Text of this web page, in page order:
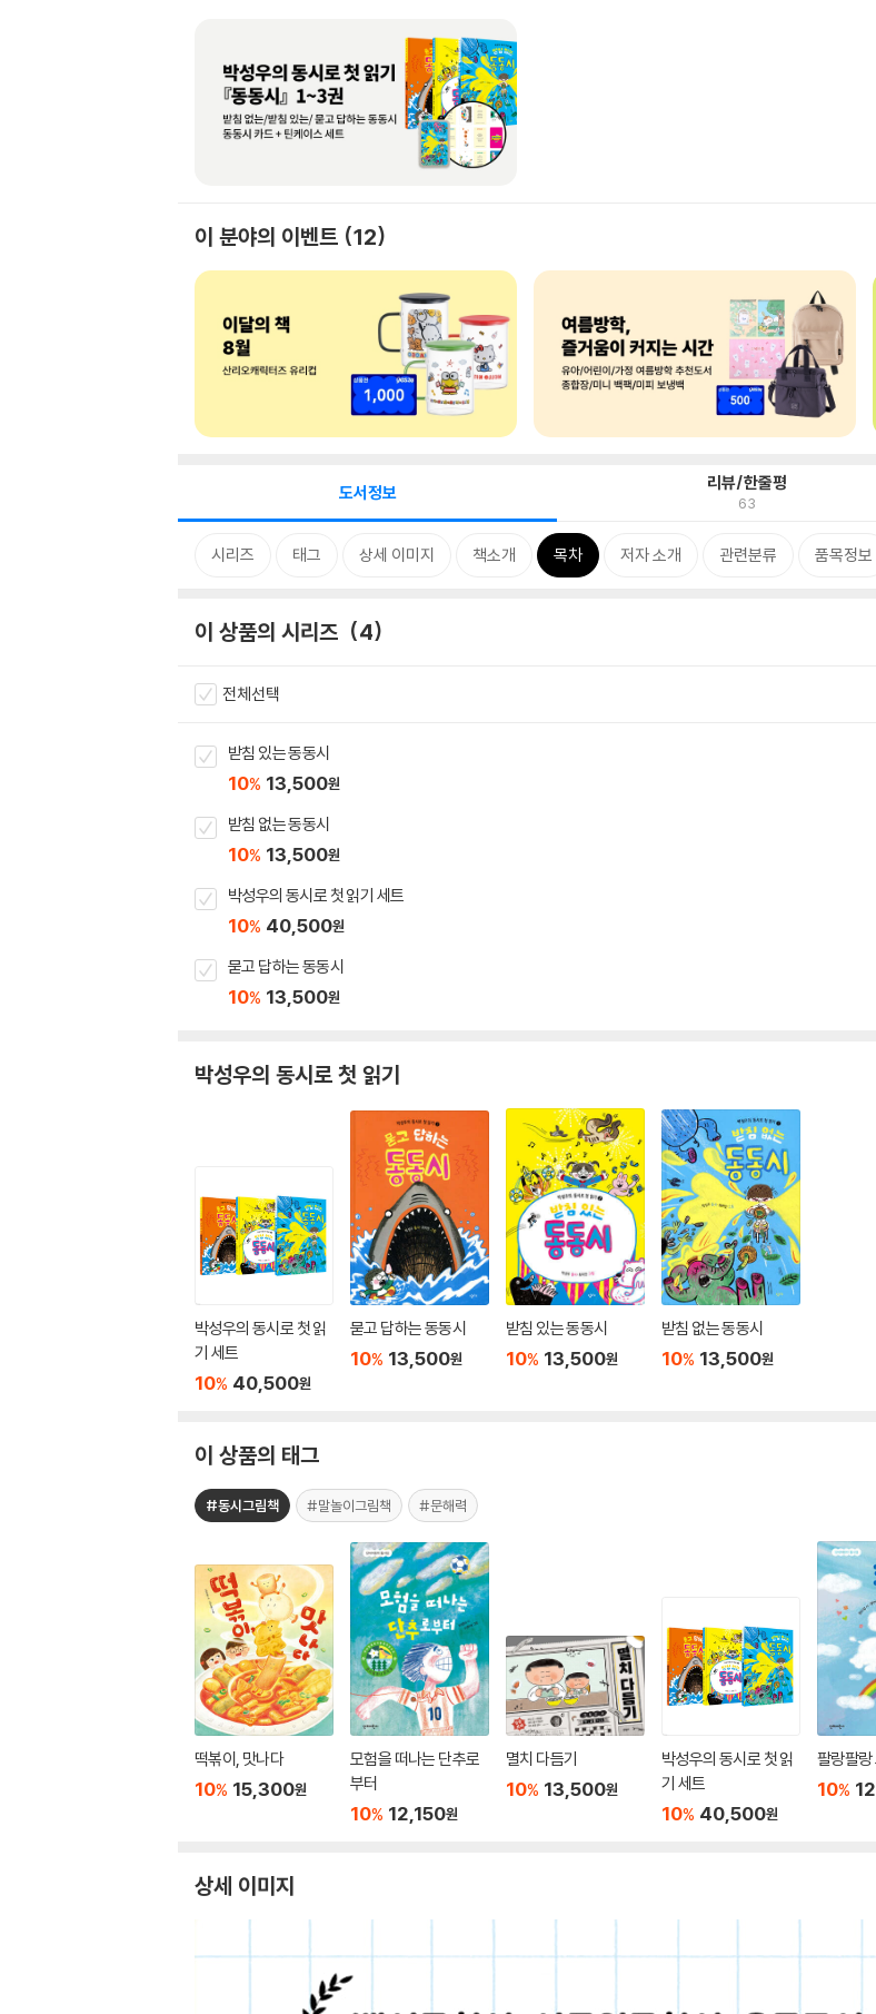
이 분야의 이벤트 12
도서정보 리뷰/한줄평
63
시리즈 태그 상세 이미지 책소개 목차 저자 소개 관련분류 품목정보
이 상품의 시리즈 4
전체선택
받침 있는 동동시
10% 13,500원
받침 없는 동동시
10% 13,500원
박성우의 동시로 첫 읽기 세트
10% 40,500원
묻고 답하는 동동시
10% 13,500원
박성우의 동시로 첫 읽기
박성우의 동시로 첫 읽
기 세트
10% 40,500원
묻고 답하는 동동시
10% 13,500원
받침 있는 동동시
10% 13,500원
받침 없는 동동시
10% 13,500원
이 상품의 태그
#동시그림책 #말놀이그림책 #문해력
떡볶이, 맛나다
10% 15,300원
모험을 떠나는 단추로
부터
10% 12,150원
멸치 다듬기
10% 13,500원
박성우의 동시로 첫 읽
기 세트
10% 40,500원
팔랑팔랑
10%
상세 이미지